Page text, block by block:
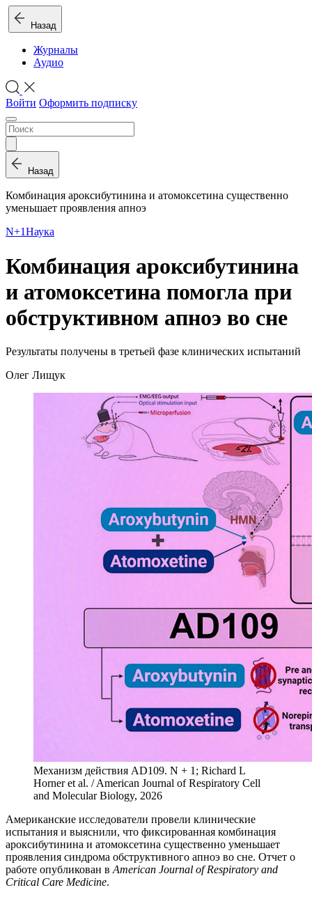
Назад
Журналы
Аудио
Войти Оформить подписку
Назад
Комбинация ароксибутинина и атомоксетина существенно
уменьшает проявления апноэ
N+1Наука
Комбинация ароксибутинина
и атомоксетина помогла при
обструктивном апноэ во сне
Результаты получены в третьей фазе клинических испытаний
Олег Лищук
Механизм действия AD109. N + 1; Richard L
Horner et al. / American Journal of Respiratory Cell
and Molecular Biology, 2026
Американские исследователи провели клинические
испытания и выяснили, что фиксированная комбинация
ароксибутинина и атомоксетина существенно уменьшает
проявления синдрома обструктивного апноэ во сне. Отчет о
работе опубликован в American Journal of Respiratory and
Critical Care Medicine.